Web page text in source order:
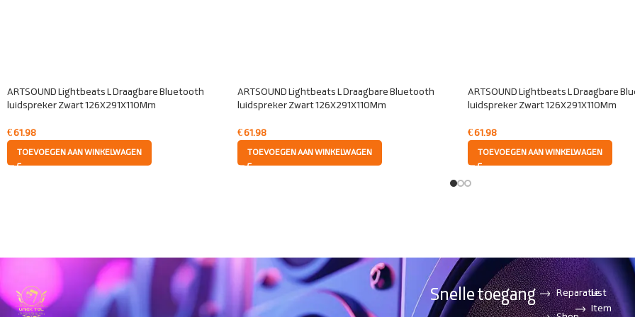
ARTSOUND Lightbeats L Draagbare Bluetooth
luidspreker Zwart 126X291X110Mm
€61.98
TOEVOEGEN AAN WINKELWAGEN
ARTSOUND Lightbeats L Draagbare Bluetooth
luidspreker Zwart 126X291X110Mm
€61.98
TOEVOEGEN AAN WINKELWAGEN
ARTSOUND Lightbeats L Draagbare
luidspreker Zwart 126X291X110Mm
€61.98
TOEVOEGEN AAN WINKELWAGEN
Snelle toegang
ReparatieList
Item